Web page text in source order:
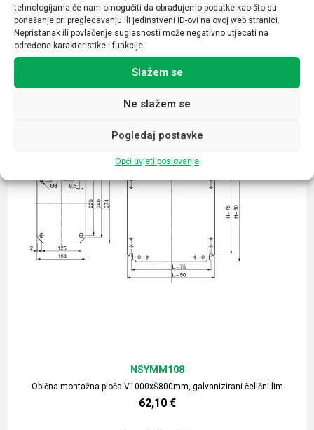
tehnologijama će nam omogućiti da obrađujemo podatke kao što su
ponašanje pri pregledavanju ili jedinstveni ID-ovi na ovoj web stranici.
Nepristanak ili povlačenje suglasnosti može negativno utjecati na
određene karakteristike i funkcije.
Slažem se
Ne slažem se
Pogledaj postavke
Opći uvjeti poslovanja
Povezani proizvodi
Obična montažna ploča V1000xŠ800mm, galvanizirani čelični lim
NSYMM108
62,10 €